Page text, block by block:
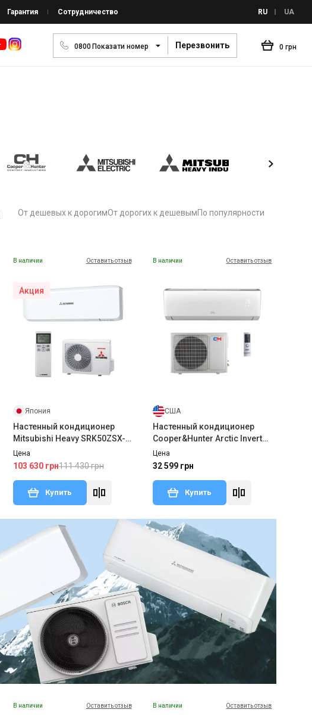
Гарантия Сотрудничество RU UA
0800Показати номер Перезвонить 0 грн
От дешевых к дорогимОт дорогих к дешевымПо популярности
В наличии Оставить отзыв
Акция
Япония
Настенный кондиционер
Mitsubishi Heavy SRK50ZSX-
W/SRC50ZSX-W2(3)
Цена
103 630 грн111 430 грн
Купить
В наличии Оставить отзыв
США
Настенный кондиционер
Cooper&Hunter Arctic Inverter
CH-S12FTXLA2-NG
Цена
32 599 грн
Купить
В наличии Оставить отзыв В наличии Оставить отзыв